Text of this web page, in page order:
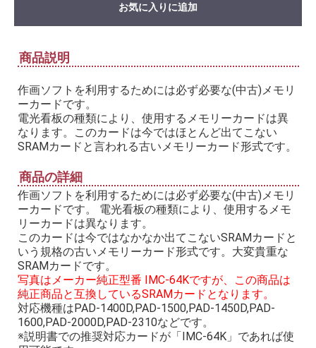
お気に入りに追加
商品説明
作画ソフトを利用するためには必ず必要な(中古)メモリ
ーカードです。
電光看板の種類により、使用するメモリーカードは異
なります。このカードは今ではほとんど出てこない
SRAMカードと言われる古いメモリーカード形式です。
商品の詳細
作画ソフトを利用するためには必ず必要な(中古)メモリ
ーカードです。 電光看板の種類により、使用するメモ
リーカードは異なります。
このカードは今ではなかなか出てこないSRAMカードと
いう規格の古いメモリーカード形式です。大変貴重な
SRAMカードです。
写真はメーカー純正型番 IMC-64Kですが、この商品は
純正商品と互換しているSRAMカードとなります。
対応機種はPAD-1400D,PAD-1500,PAD-1450D,PAD-
1600,PAD-2000D,PAD-2310などです。
※説明書での推奨対応カードが「IMC-64K」であれば使